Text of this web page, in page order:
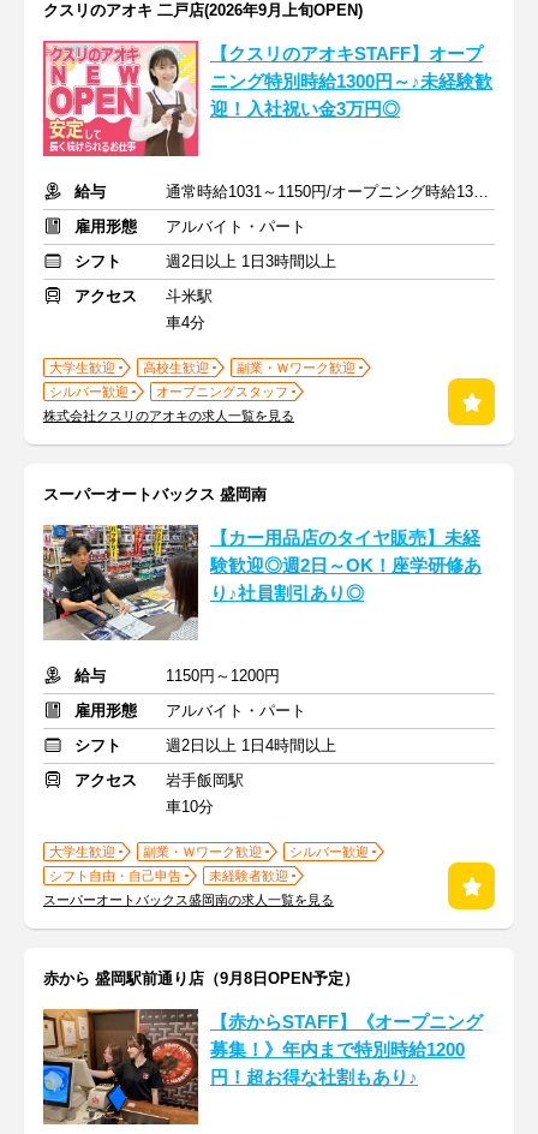
クスリのアオキ 二戸店(2026年9月上旬OPEN)
【クスリのアオキSTAFF】オープ
ニング特別時給1300円～♪未経験歓
迎！入社祝い金3万円◎
給与
通常時給1031～1150円/オープニング時給1300～1400円
雇用形態
アルバイト・パート
シフト
週2日以上 1日3時間以上
アクセス
斗米駅
車4分
大学生歓迎 高校生歓迎
副業・Ｗワーク歓迎
シルバー歓迎
オープニングスタッフ
株式会社クスリのアオキの求人一覧を見る
スーパーオートバックス 盛岡南
【カー用品店のタイヤ販売】未経
験歓迎◎週2日～OK！座学研修あ
り♪社員割引あり◎
給与
1150円～1200円
雇用形態
アルバイト・パート
シフト
週2日以上 1日4時間以上
アクセス
岩手飯岡駅
車10分
大学生歓迎 副業・Ｗワーク歓迎
シルバー歓迎
シフト自由・自己申告
未経験者歓迎
スーパーオートバックス盛岡南の求人一覧を見る
赤から 盛岡駅前通り店（9月8日OPEN予定）
【赤からSTAFF】《オープニング
募集！》年内まで特別時給1200
円！超お得な社割もあり♪